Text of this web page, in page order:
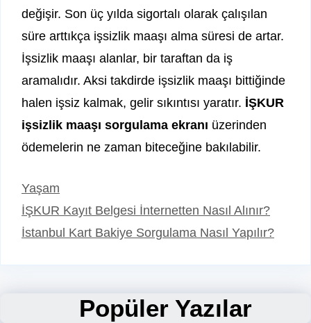
değişir. Son üç yılda sigortalı olarak çalışılan
süre arttıkça işsizlik maaşı alma süresi de artar.
İşsizlik maaşı alanlar, bir taraftan da iş
aramalıdır. Aksi takdirde işsizlik maaşı bittiğinde
halen işsiz kalmak, gelir sıkıntısı yaratır. İŞKUR
işsizlik maaşı sorgulama ekranı üzerinden
ödemelerin ne zaman biteceğine bakılabilir.
Kategoriler
Yaşam
İŞKUR Kayıt Belgesi İnternetten Nasıl Alınır?
İstanbul Kart Bakiye Sorgulama Nasıl Yapılır?
Popüler Yazılar